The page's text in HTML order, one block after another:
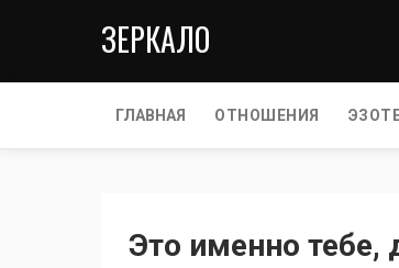
ЗЕРКАЛО
ГЛАВНАЯ ОТНОШЕНИЯ
Это именно тебе,